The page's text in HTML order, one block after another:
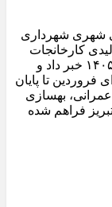
شهری شهرداری
کارخانجات
آسفالت این سازمان در چهار ماه نخست سال ۱۴۰۵ خبر داد و
از ابتدای فروردین تا پایان
عمرانی، بهسازی
فراهم شده